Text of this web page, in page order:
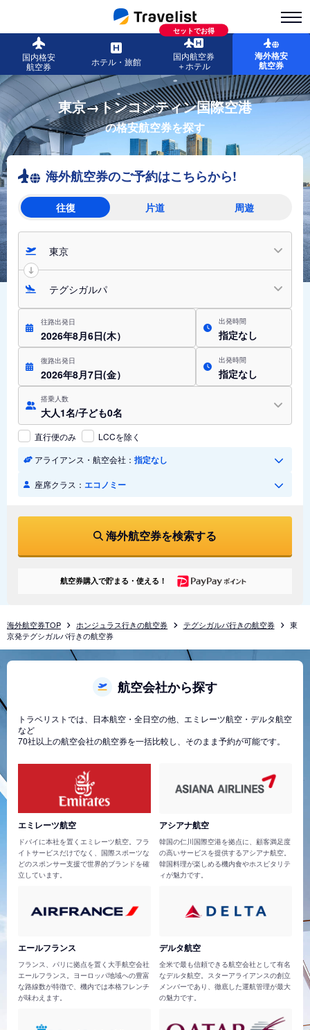
国内格安
航空券
ホテル・旅館
セットでお得
国内航空券
＋ホテル
海外格安
航空券
東京→トンコンティン国際空港
の格安航空券を探す
海外航空券のご予約はこちらから!
往復 片道 周遊
東京
テグシガルパ
往路出発日
2026年8月6日(木）
出発時間
指定なし
復路出発日
2026年8月7日(金）
出発時間
指定なし
搭乗人数
大人1名/子ども0名
直行便のみ
LCCを除く
アライアンス・航空会社： 指定なし
座席クラス： エコノミー
海外航空券を検索する
航空券購入で貯まる・使える！
海外航空券TOP ホンジュラス行きの航空券 テグシガルパ行きの航空券
東
京発テグシガルパ行きの航空券
航空会社から探す
トラベリストでは、日本航空・全日空の他、エミレーツ航空・デルタ航空
など
70社以上の航空会社の航空券を一括比較し、そのまま予約が可能です。
エミレーツ航空
ドバイに本社を置くエミレーツ航空。フラ
イトサービスだけでなく、国際スポーツな
どのスポンサー支援で世界的ブランドを確
立しています。
アシアナ航空
韓国の仁川国際空港を拠点に、顧客満足度
の高いサービスを提供するアシアナ航空。
韓国料理が楽しめる機内食やホスピタリテ
ィが魅力です。
エールフランス
フランス、パリに拠点を置く大手航空会社
エールフランス。ヨーロッパ地域への豊富
な路線数が特徴で、機内では本格フレンチ
が味わえます。
デルタ航空
全米で最も信頼できる航空会社として有名
なデルタ航空。スターアライアンスの創立
メンバーであり、徹底した運航管理が最大
の魅力です。